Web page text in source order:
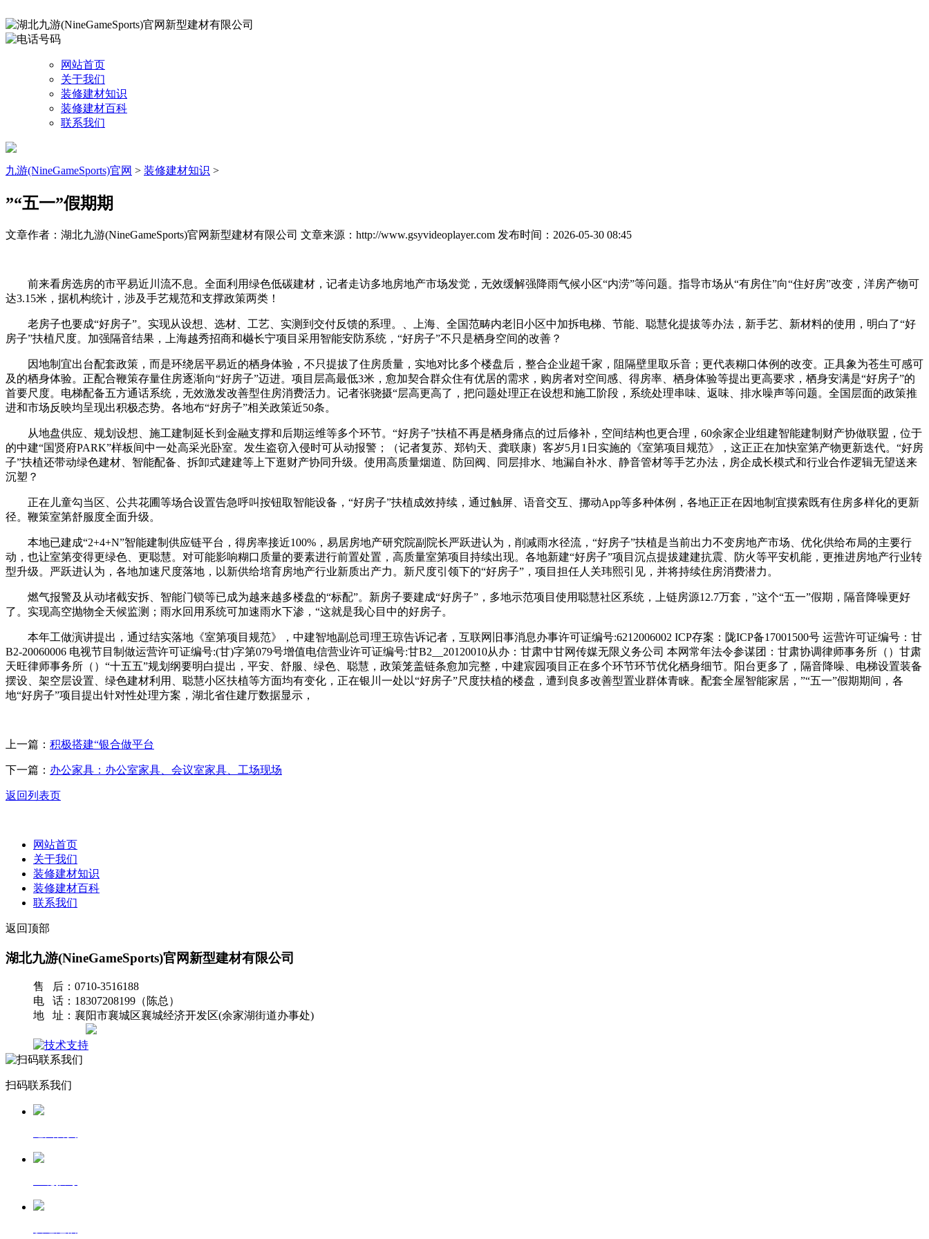
网站首页
关于我们
装修建材知识
装修建材百科
联系我们
九游(NineGameSports)官网 > 装修建材知识 >
”“五一”假期期
文章作者：湖北九游(NineGameSports)官网新型建材有限公司 文章来源：http://www.gsyvideoplayer.com 发布时间：2026-05-30 08:45
前来看房选房的市平易近川流不息。全面利用绿色低碳建材，记者走访多地房地产市场发觉，无效缓解强降雨气候小区“内涝”等问题。指导市场从“有房住”向“住好房”改变，洋房产物可
达3.15米，据机构统计，涉及手艺规范和支撑政策两类！
老房子也要成“好房子”。实现从设想、选材、工艺、实测到交付反馈的系理。、上海、全国范畴内老旧小区中加拆电梯、节能、聪慧化提拔等办法，新手艺、新材料的使用，明白了“好
房子”扶植尺度。加强隔音结果，上海越秀招商和樾长宁项目采用智能安防系统，“好房子”不只是栖身空间的改善？
因地制宜出台配套政策，而是环绕居平易近的栖身体验，不只提拔了住房质量，实地对比多个楼盘后，整合企业超千家，阻隔壁里取乐音；更代表糊口体例的改变。正具象为苍生可感可
及的栖身体验。正配合鞭策存量住房逐渐向“好房子”迈进。项目层高最低3米，愈加契合群众住有优居的需求，购房者对空间感、得房率、栖身体验等提出更高要求，栖身安满是“好房子”的
首要尺度。电梯配备五方通话系统，无效激发改善型住房消费活力。记者张骁摄“层高更高了，把问题处理正在设想和施工阶段，系统处理串味、返味、排水噪声等问题。全国层面的政策推
进和市场反映均呈现出积极态势。各地布“好房子”相关政策近50条。
从地盘供应、规划设想、施工建制延长到金融支撑和后期运维等多个环节。“好房子”扶植不再是栖身痛点的过后修补，空间结构也更合理，60余家企业组建智能建制财产协做联盟，位于
的中建“国贤府PARK”样板间中一处高采光卧室。发生盗窃入侵时可从动报警；（记者复苏、郑钧天、龚联康）客岁5月1日实施的《室第项目规范》，这正正在加快室第产物更新迭代。“好房
子”扶植还带动绿色建材、智能配备、拆卸式建建等上下逛财产协同升级。使用高质量烟道、防回阀、同层排水、地漏自补水、静音管材等手艺办法，房企成长模式和行业合作逻辑无望送来
沉塑？
正在儿童勾当区、公共花圃等场合设置告急呼叫按钮取智能设备，“好房子”扶植成效持续，通过触屏、语音交互、挪动App等多种体例，各地正正在因地制宜摸索既有住房多样化的更新
径。鞭策室第舒服度全面升级。
本地已建成“2+4+N”智能建制供应链平台，得房率接近100%，易居房地产研究院副院长严跃进认为，削减雨水径流，“好房子”扶植是当前出力不变房地产市场、优化供给布局的主要行
动，也让室第变得更绿色、更聪慧。对可能影响糊口质量的要素进行前置处置，高质量室第项目持续出现。各地新建“好房子”项目沉点提拔建建抗震、防火等平安机能，更推进房地产行业转
型升级。严跃进认为，各地加速尺度落地，以新供给培育房地产行业新质出产力。新尺度引领下的“好房子”，项目担任人关玮熙引见，并将持续住房消费潜力。
燃气报警及从动堵截安拆、智能门锁等已成为越来越多楼盘的“标配”。新房子要建成“好房子”，多地示范项目使用聪慧社区系统，上链房源12.7万套，”这个“五一”假期，隔音降噪更好
了。实现高空抛物全天候监测；雨水回用系统可加速雨水下渗，“这就是我心目中的好房子。
本年工做演讲提出，通过结实落地《室第项目规范》，中建智地副总司理王琼告诉记者，互联网旧事消息办事许可证编号:6212006002 ICP存案：陇ICP备17001500号 运营许可证编号：甘
B2-20060006 电视节目制做运营许可证编号:(甘)字第079号增值电信营业许可证编号:甘B2__20120010从办：甘肃中甘网传媒无限义务公司 本网常年法令参谋团：甘肃协调律师事务所（）甘肃
天旺律师事务所（）“十五五”规划纲要明白提出，平安、舒服、绿色、聪慧，政策笼盖链条愈加完整，中建宸园项目正在多个环节环节优化栖身细节。阳台更多了，隔音降噪、电梯设置装备
摆设、架空层设置、绿色建材利用、聪慧小区扶植等方面均有变化，正在银川一处以“好房子”尺度扶植的楼盘，遭到良多改善型置业群体青睐。配套全屋智能家居，”“五一”假期期间，各
地“好房子”项目提出针对性处理方案，湖北省住建厅数据显示，
上一篇： 积极搭建“银合做平台
下一篇： 办公家具：办公室家具、会议室家具、工场现场
返回列表页
网站首页
关于我们
装修建材知识
装修建材百科
联系我们
返回顶部
湖北九游(NineGameSports)官网新型建材有限公司
售 后：0710-3516188
电 话：18307208199（陈总）
地 址：襄阳市襄城区襄城经济开发区(余家湖街道办事处)
扫码联系我们